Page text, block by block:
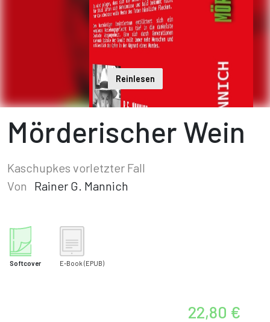
Reinlesen
Mörderischer Wein
Kaschupkes vorletzter Fall
Von
Rainer G. Mannich
Softcover E-Book (EPUB)
22,80 €